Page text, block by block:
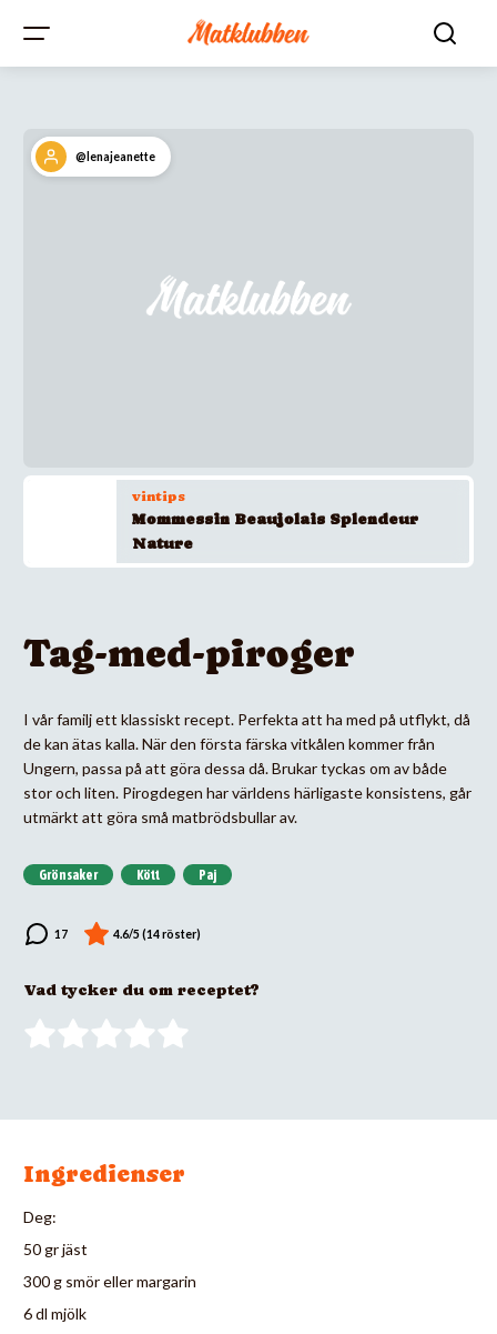
@lenajeanette
vintips
Mommessin Beaujolais Splendeur
Nature
Tag-med-piroger
I vår familj ett klassiskt recept. Perfekta att ha med på utflykt, då
de kan ätas kalla. När den första färska vitkålen kommer från
Ungern, passa på att göra dessa då. Brukar tyckas om av både
stor och liten. Pirogdegen har världens härligaste konsistens, går
utmärkt att göra små matbrödsbullar av.
Grönsaker Kött Paj
Vad tycker du om receptet?
Ingredienser
Deg:
50 gr jäst
300 g smör eller margarin
6 dl mjölk